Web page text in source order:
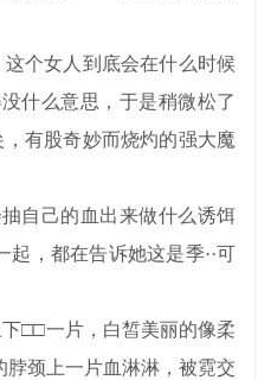
个女人到底会在什么时候
什么意思，于是稍微松了
有股奇妙而烧灼的强大魔
自己的血出来做什么诱饵
起，都在告诉她这是季··可
□□一片，白皙美丽的像柔
脖颈上一片血淋淋，被霓交